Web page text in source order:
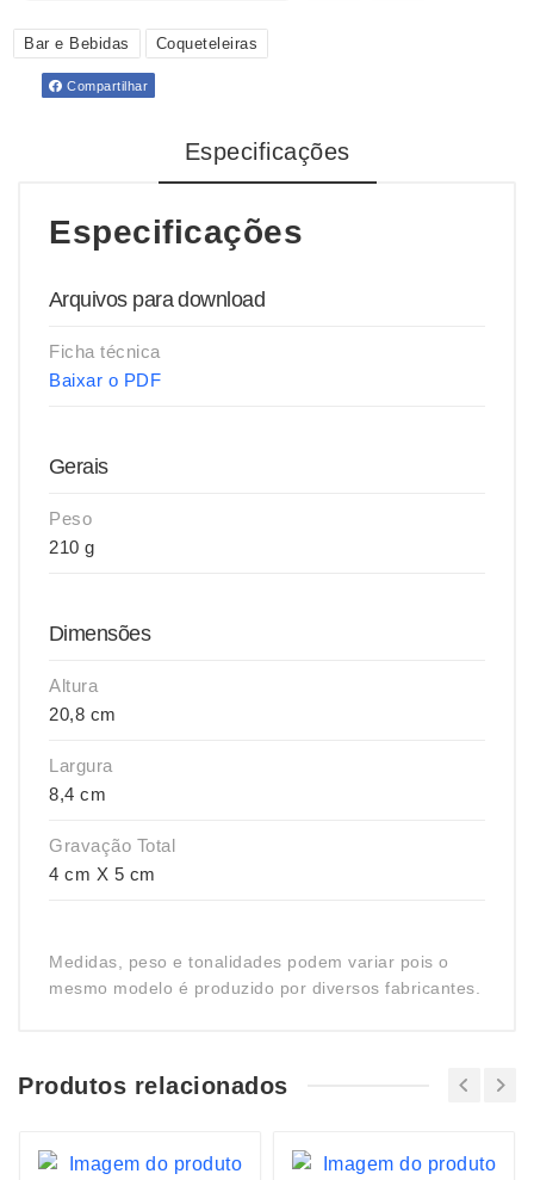
Bar e Bebidas Coqueteleiras
Compartilhar
Especificações
Especificações
Arquivos para download
Ficha técnica
Baixar o PDF
Gerais
Peso
210 g
Dimensões
Altura
20,8 cm
Largura
8,4 cm
Gravação Total
4 cm X 5 cm
Medidas, peso e tonalidades podem variar pois o
mesmo modelo é produzido por diversos fabricantes.
Produtos relacionados